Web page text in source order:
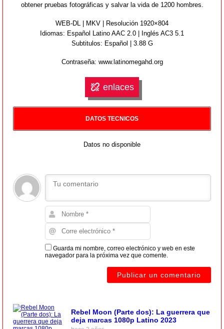
obtener pruebas fotográficas y salvar la vida de 1200 hombres.
WEB-DL | MKV | Resolución 1920×804
Idiomas: Español Latino AAC 2.0 | Inglés AC3 5.1
Subtitulos: Español | 3.88 G
Contraseña: www.latinomegahd.org
enlaces
DATOS TECNICOS
Datos no disponible
Guarda mi nombre, correo electrónico y web en este
navegador para la próxima vez que comente.
Rebel Moon (Parte dos): La guerrera que
deja marcas 1080p Latino 2023